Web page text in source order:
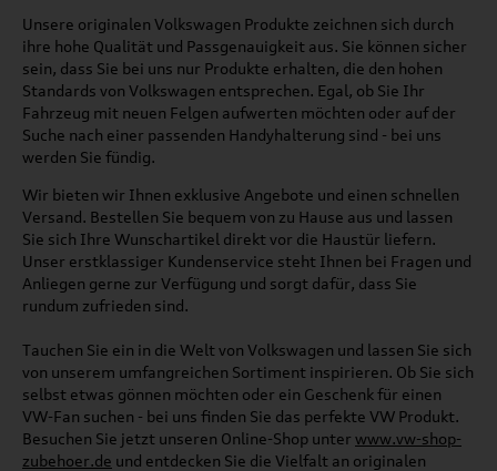
Unsere originalen Volkswagen Produkte zeichnen sich durch
ihre hohe Qualität und Passgenauigkeit aus. Sie können sicher
sein, dass Sie bei uns nur Produkte erhalten, die den hohen
Standards von Volkswagen entsprechen. Egal, ob Sie Ihr
Fahrzeug mit neuen Felgen aufwerten möchten oder auf der
Suche nach einer passenden Handyhalterung sind - bei uns
werden Sie fündig.
Wir bieten wir Ihnen exklusive Angebote und einen schnellen
Versand. Bestellen Sie bequem von zu Hause aus und lassen
Sie sich Ihre Wunschartikel direkt vor die Haustür liefern.
Unser erstklassiger Kundenservice steht Ihnen bei Fragen und
Anliegen gerne zur Verfügung und sorgt dafür, dass Sie
rundum zufrieden sind.
Tauchen Sie ein in die Welt von Volkswagen und lassen Sie sich
von unserem umfangreichen Sortiment inspirieren. Ob Sie sich
selbst etwas gönnen möchten oder ein Geschenk für einen
VW-Fan suchen - bei uns finden Sie das perfekte VW Produkt.
Besuchen Sie jetzt unseren Online-Shop unter www.vw-shop-
zubehoer.de und entdecken Sie die Vielfalt an originalen